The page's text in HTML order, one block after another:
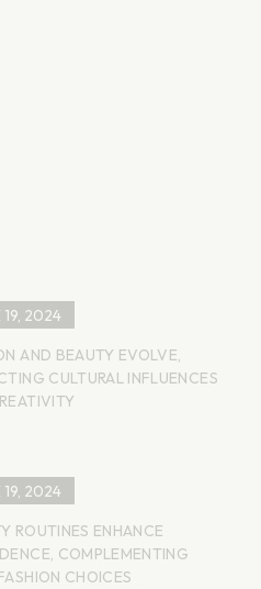
19, 2024
AND BEAUTY EVOLVE,
CULTURAL INFLUENCES
19, 2024
ROUTINES ENHANCE
COMPLEMENTING
CHOICES